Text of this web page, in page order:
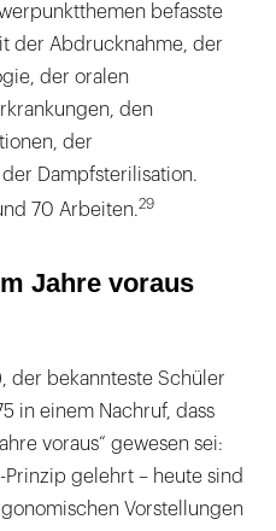
befasste
der Abdrucknahme, der
der oralen
den
der
Dampfsterilisation.
70 Arbeiten.29
Jahre voraus
der bekannteste Schüler
in einem Nachruf, dass
voraus“ gewesen sei:
Prinzip gelehrt – heute sind
Vorstellungen